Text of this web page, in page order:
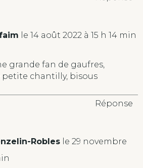
le 14 août 2022 à 15 h 14 min
grande fan de gaufres,
petite chantilly, bisous
Réponse
Robles le 29 novembre